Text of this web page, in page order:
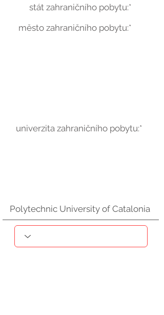
stát zahraničního pobytu:*
město zahraničního pobytu:*
univerzita zahraničního pobytu:*